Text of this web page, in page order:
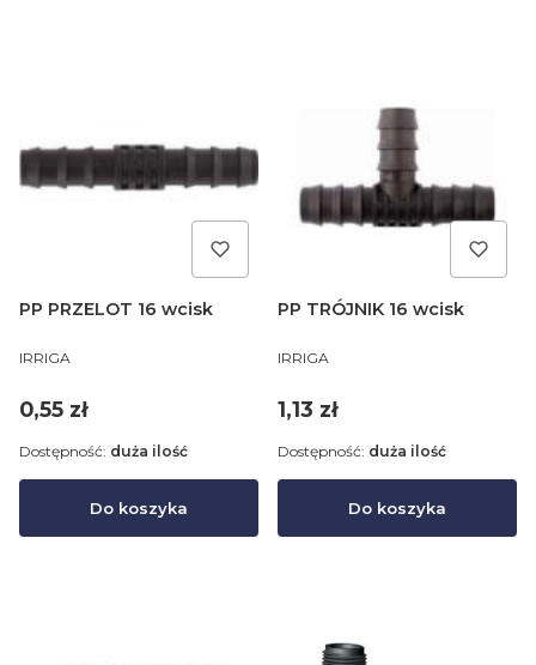
PP PRZELOT 16 wcisk
PRODUCENT
IRRIGA
Cena
0,55 zł
Do koszyka
Dostępność: duża ilość
PP TRÓJNIK 16 wcisk
PRODUCENT
IRRIGA
Cena
1,13 zł
Do koszyka
Dostępność: duża ilość